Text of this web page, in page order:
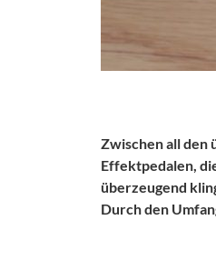
Zwischen all den
Effektpedalen,
überzeugend
Durch den